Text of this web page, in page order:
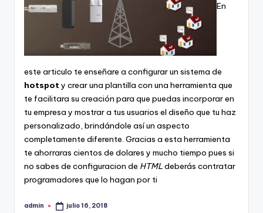
En
este articulo te enseñare a configurar un sistema de
hotspot y crear una plantilla con una herramienta que
te facilitara su creación para que puedas incorporar en
tu empresa y mostrar a tus usuarios el diseño que tu haz
personalizado, brindándole así un aspecto
completamente diferente. Gracias a esta herramienta
te ahorraras cientos de dolares y mucho tiempo pues si
no sabes de configuracion de HTMLdeberás contratar
programadores que lo hagan por ti
Publicado
admin julio 16, 2018